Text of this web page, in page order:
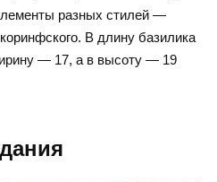
разных стилей —
В длину базилика
— 17, а в высоту — 19